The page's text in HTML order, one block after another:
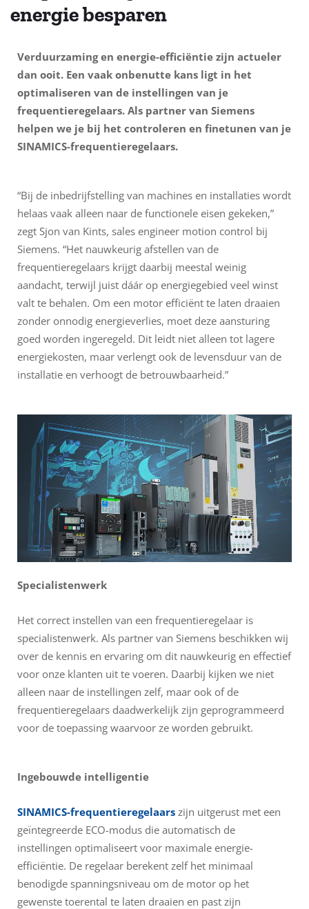
energie besparen
Verduurzaming en energie-efficiëntie zijn actueler
dan ooit. Een vaak onbenutte kans ligt in het
optimaliseren van de instellingen van je
frequentieregelaars. Als partner van Siemens
helpen we je bij het controleren en finetunen van je
SINAMICS-frequentieregelaars.
“Bij de inbedrijfstelling van machines en installaties wordt
helaas vaak alleen naar de functionele eisen gekeken,”
zegt Sjon van Kints, sales engineer motion control bij
Siemens. “Het nauwkeurig afstellen van de
frequentieregelaars krijgt daarbij meestal weinig
aandacht, terwijl juist dáár op energiegebied veel winst
valt te behalen. Om een motor efficiënt te laten draaien
zonder onnodig energieverlies, moet deze aansturing
goed worden ingeregeld. Dit leidt niet alleen tot lagere
energiekosten, maar verlengt ook de levensduur van de
installatie en verhoogt de betrouwbaarheid.”
Specialistenwerk
Het correct instellen van een frequentieregelaar is
specialistenwerk. Als partner van Siemens beschikken wij
over de kennis en ervaring om dit nauwkeurig en effectief
voor onze klanten uit te voeren. Daarbij kijken we niet
alleen naar de instellingen zelf, maar ook of de
frequentieregelaars daadwerkelijk zijn geprogrammeerd
voor de toepassing waarvoor ze worden gebruikt.
Ingebouwde intelligentie
SINAMICS-frequentieregelaars zijn uitgerust met een
geïntegreerde ECO-modus die automatisch de
instellingen optimaliseert voor maximale energie-
efficiëntie. De regelaar berekent zelf het minimaal
benodigde spanningsniveau om de motor op het
gewenste toerental te laten draaien en past zijn